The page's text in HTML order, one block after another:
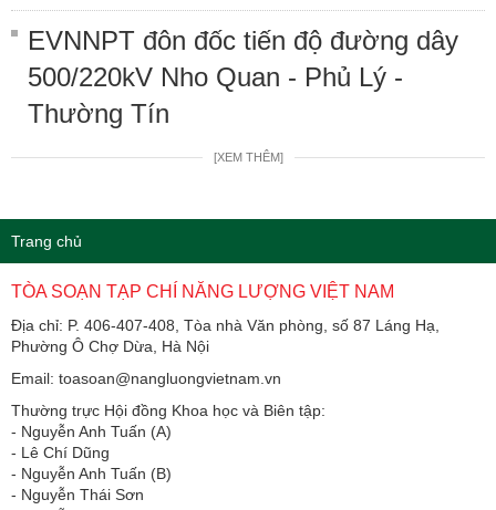
EVNNPT đôn đốc tiến độ đường dây
500/220kV Nho Quan - Phủ Lý -
Thường Tín
[XEM THÊM]
Trang chủ
TÒA SOẠN TẠP CHÍ NĂNG LƯỢNG VIỆT NAM
Địa chỉ: P. 406-407-408, Tòa nhà Văn phòng, số 87 Láng Hạ,
Phường Ô Chợ Dừa, Hà Nội
Email: toasoan@nangluongvietnam.vn
Thường trực Hội đồng Khoa học và Biên tập:
​​​​​​- Nguyễn Anh Tuấn (A)
- Lê Chí Dũng
- Nguyễn Anh Tuấn (B)
- Nguyễn Thái Sơn